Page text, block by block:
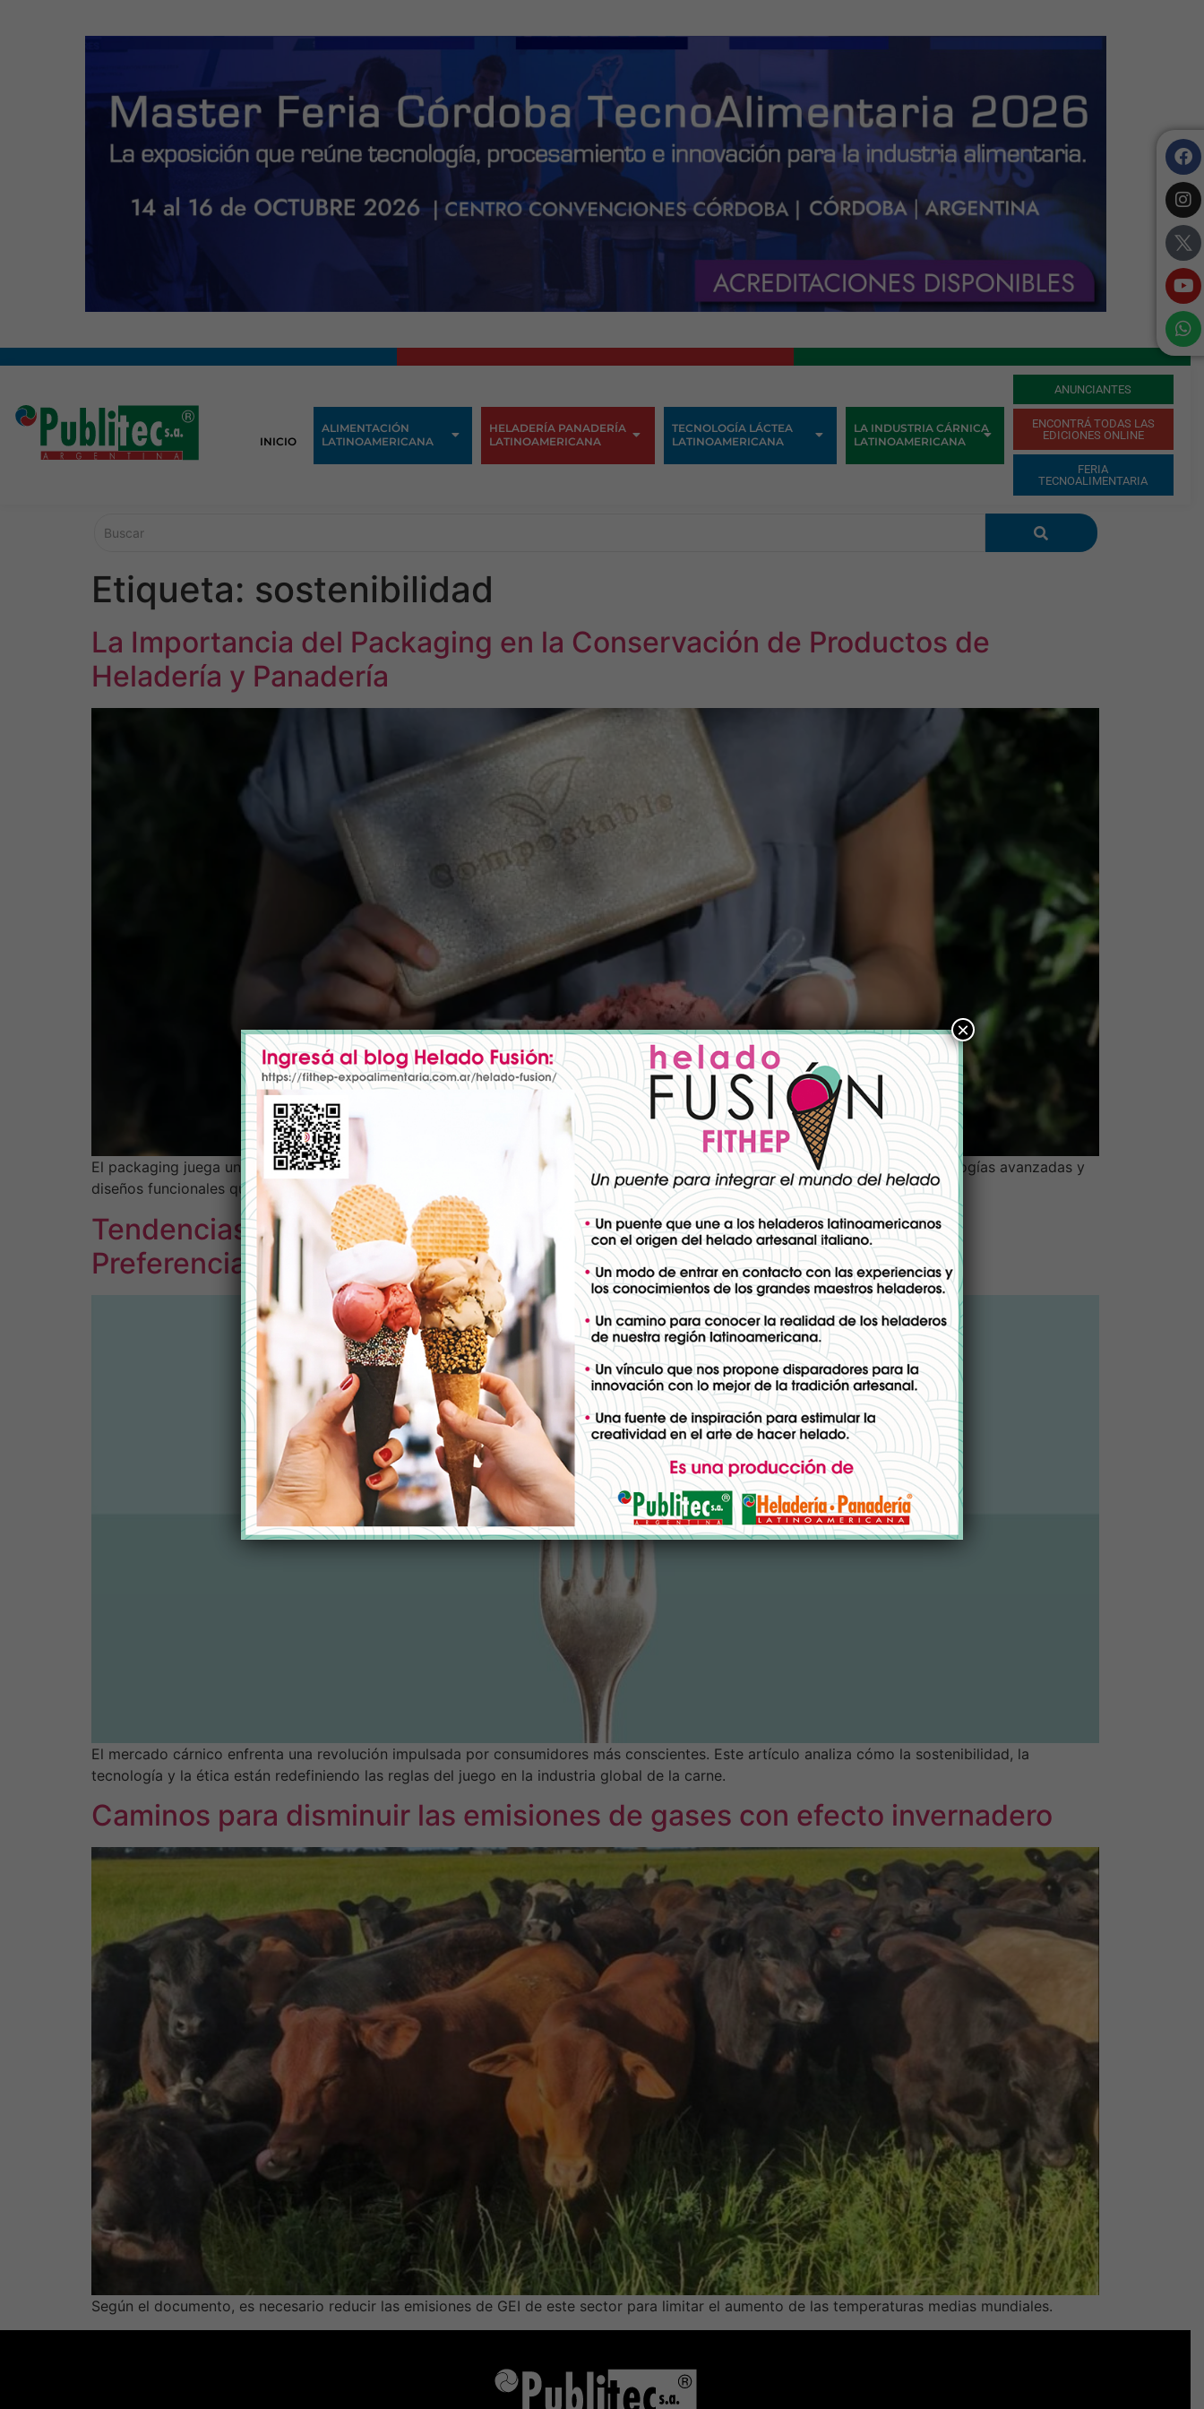
INICIO
ALIMENTACIÓN
LATINOAMERICANA
HELADERÍA PANADERÍA
LATINOAMERICANA
TECNOLOGÍA LÁCTEA
LATINOAMERICANA
LA INDUSTRIA CÁRNICA
LATINOAMERICANA
ANUNCIANTES
ENCONTRÁ TODAS LAS
EDICIONES ONLINE
FERIA
TECNOALIMENTARIA
Etiqueta: sostenibilidad
La Importancia del Packaging en la Conservación de Productos de
Heladería y Panadería
El packaging juega un papel crucial en la industria de heladería y panadería. Este artículo explora materiales sostenibles, tecnologías avanzadas y
diseños funcionales que garantizan la calidad y frescura de los productos.
Tendencias en el Consumo de Carnes: Sostenibilidad y Nuevas
Preferencias del Mercado
El mercado cárnico enfrenta una revolución impulsada por consumidores más conscientes. Este artículo analiza cómo la sostenibilidad, la
tecnología y la ética están redefiniendo las reglas del juego en la industria global de la carne.
Caminos para disminuir las emisiones de gases con efecto invernadero
Según el documento, es necesario reducir las emisiones de GEI de este sector para limitar el aumento de las temperaturas medias mundiales.
×